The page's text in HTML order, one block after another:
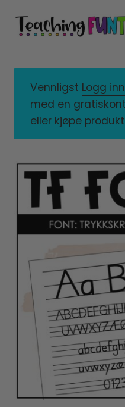
Hopp
til
Hopp
til
MIN KONTO
LISENSER
TIPSHJØRNET
KURS
Vennligst Logg inn
med en
eller kjøpe